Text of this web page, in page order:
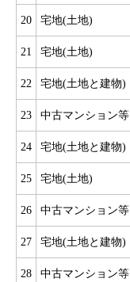
20 宅地(土地)
21 宅地(土地)
22 宅地(土地と建物)
23 中古マンション等
24 宅地(土地と建物)
25 宅地(土地)
26 中古マンション等
27 宅地(土地と建物)
28 中古マンション等